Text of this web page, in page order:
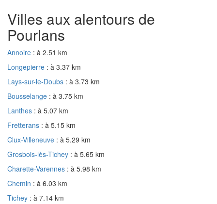
Villes aux alentours de
Pourlans
Annoire : à 2.51 km
Longepierre : à 3.37 km
Lays-sur-le-Doubs : à 3.73 km
Bousselange : à 3.75 km
Lanthes : à 5.07 km
Fretterans : à 5.15 km
Clux-Villeneuve : à 5.29 km
Grosbois-lès-Tichey : à 5.65 km
Charette-Varennes : à 5.98 km
Chemin : à 6.03 km
Tichey : à 7.14 km